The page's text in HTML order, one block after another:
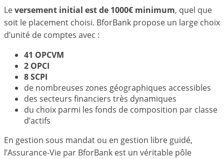
Leversement initial est de 1000€ minimum, quel que
soit le placement choisi. BforBank propose un large choix
d’unité de comptes avec :
41 OPCVM
2 OPCI
8 SCPI
de nombreuses zones géographiques accessibles
des secteurs financiers très dynamiques
du choix parmi les fonds de composition par classe
d’actifs
En gestion sous mandat ou en gestion libre guidé,
l’Assurance-Vie par BforBank est un véritable pôle